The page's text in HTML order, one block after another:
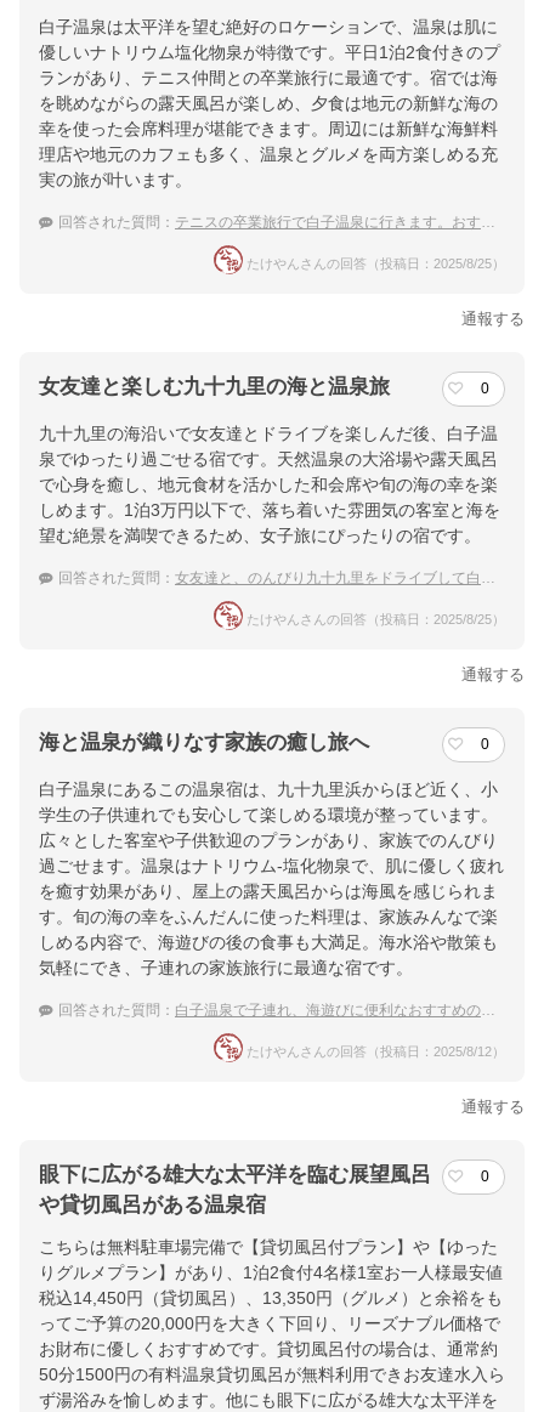
白子温泉は太平洋を望む絶好のロケーションで、温泉は肌に
優しいナトリウム塩化物泉が特徴です。平日1泊2食付きのプ
ランがあり、テニス仲間との卒業旅行に最適です。宿では海
を眺めながらの露天風呂が楽しめ、夕食は地元の新鮮な海の
幸を使った会席料理が堪能できます。周辺には新鮮な海鮮料
理店や地元のカフェも多く、温泉とグルメを両方楽しめる充
実の旅が叶います。
回答された質問： テニスの卒業旅行で白子温泉に行きます。おすすめの宿と周辺グルメを知りたいです。
たけやんさんの回答（投稿日：2025/8/25）
通報する
女友達と楽しむ九十九里の海と温泉旅 0
九十九里の海沿いで女友達とドライブを楽しんだ後、白子温
泉でゆったり過ごせる宿です。天然温泉の大浴場や露天風呂
で心身を癒し、地元食材を活かした和会席や旬の海の幸を楽
しめます。1泊3万円以下で、落ち着いた雰囲気の客室と海を
望む絶景を満喫できるため、女子旅にぴったりの宿です。
回答された質問： 女友達と、のんびり九十九里をドライブして白子温泉でゆっくりしたい。
たけやんさんの回答（投稿日：2025/8/25）
通報する
海と温泉が織りなす家族の癒し旅へ 0
白子温泉にあるこの温泉宿は、九十九里浜からほど近く、小
学生の子供連れでも安心して楽しめる環境が整っています。
広々とした客室や子供歓迎のプランがあり、家族でのんびり
過ごせます。温泉はナトリウム-塩化物泉で、肌に優しく疲れ
を癒す効果があり、屋上の露天風呂からは海風を感じられま
す。旬の海の幸をふんだんに使った料理は、家族みんなで楽
しめる内容で、海遊びの後の食事も大満足。海水浴や散策も
気軽にでき、子連れの家族旅行に最適な宿です。
回答された質問： 白子温泉で子連れ、海遊びに便利なおすすめの温泉宿
たけやんさんの回答（投稿日：2025/8/12）
通報する
眼下に広がる雄大な太平洋を臨む展望風呂
や貸切風呂がある温泉宿
0
こちらは無料駐車場完備で【貸切風呂付プラン】や【ゆった
りグルメプラン】があり、1泊2食付4名様1室お一人様最安値
税込14,450円（貸切風呂）、13,350円（グルメ）と余裕をも
ってご予算の20,000円を大きく下回り、リーズナブル価格で
お財布に優しくおすすめです。貸切風呂付の場合は、通常約
50分1500円の有料温泉貸切風呂が無料利用できお友達水入ら
ず湯浴みを愉しめます。他にも眼下に広がる雄大な太平洋を